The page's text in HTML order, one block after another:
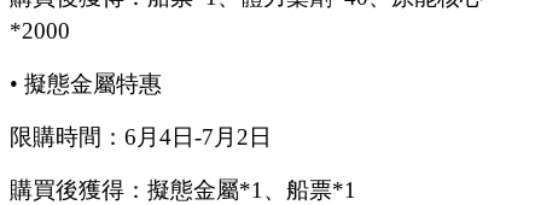
*2000
• 擬態金屬特惠
限購時間： 6月 4日-7月 2 日
購買後獲得：擬態金屬*1、船票*1